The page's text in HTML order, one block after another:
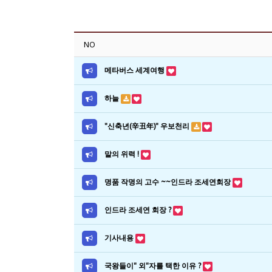
NO
메타버스 세계여행
하늘
"신축년(辛丑年)" 우보천리
말의 위력 !
명품 작명의 고수 ~~인드라 조세연회장
인드라 조세연 회장 ?
기사내용
국왕들이" 외"자를 택한 이유 ?